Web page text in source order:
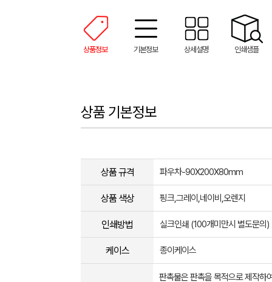
상품정보 기본정보 상세설명 인쇄샘플
상품 기본정보
상품 규격 파우차-90X200X80mm
상품 색상 핑크,그레이,네이비,오렌지
인쇄방법 실크인쇄 (100개미만시 별도문의)
케이스 종이케이스
판촉물은 판촉을 목적으로 제작하